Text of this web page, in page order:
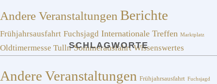
Andere Veranstaltungen Berichte
Frühjahrsausfahrt Fuchsjagd Internationale Treffen Marktplatz
Oldtimermesse Tulln Sommerausfahrt Wissenswertes
SCHLAGWORTE
Andere Veranstaltungen Frühjahrsausfahrt Fuchsjagd